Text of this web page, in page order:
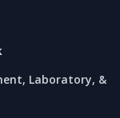
Laboratory, &